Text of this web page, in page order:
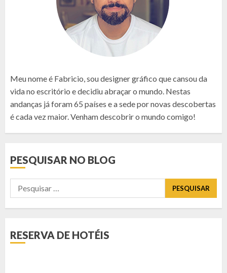
Meu nome é Fabricio, sou designer gráfico que cansou da
vida no escritório e decidiu abraçar o mundo. Nestas
andanças já foram 65 países e a sede por novas descobertas
é cada vez maior. Venham descobrir o mundo comigo!
PESQUISAR NO BLOG
Pesquisar
por:
RESERVA DE HOTÉIS